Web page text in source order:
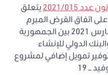
2021/015
يتعلق
اتفاق القرض المبرم
بتاريخ 31 مارس 2021 بين الجمهورية
الدولي للإنشاء
تمويل إضافي لمشروع
– 19